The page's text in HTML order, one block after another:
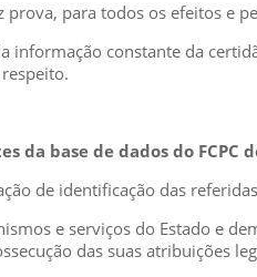
prova, para todos os efeitos e
informação constante da
da base de dados do FCPC
de identificação das
e serviços do Estado e
das suas atribuições